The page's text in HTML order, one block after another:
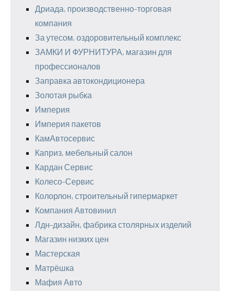
Дриада, производственно-торговая
компания
За утесом, оздоровительный комплекс
ЗАМКИ И ФУРНИТУРА, магазин для
профессионалов
Заправка автокондиционера
Золотая рыбка
Империя
Империя пакетов
КамАвтосервис
Каприз, мебельный салон
Кардан Сервис
Колесо-Сервис
Колорлон, строительный гипермаркет
Компания Автовинил
Лдн-дизайн, фабрика столярных изделий
Магазин низких цен
Мастерская
Матрёшка
Мафия Авто